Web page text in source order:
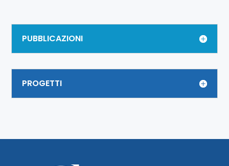
PUBBLICAZIONI
PROGETTI